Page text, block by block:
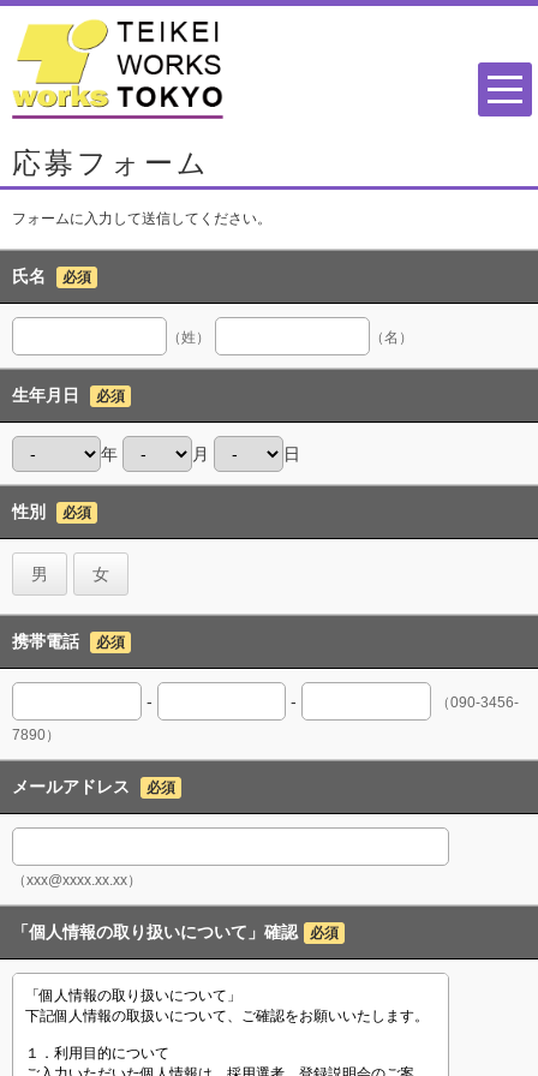
応募フォーム
フォームに入力して送信してください。
氏名 必須
（姓） （名）
生年月日 必須
年 月 日
性別 必須
男 女
携帯電話 必須
- -
（090-3456-
7890）
メールアドレス 必須
（xxx@xxxx.xx.xx）
「個人情報の取り扱いについて」確認 必須